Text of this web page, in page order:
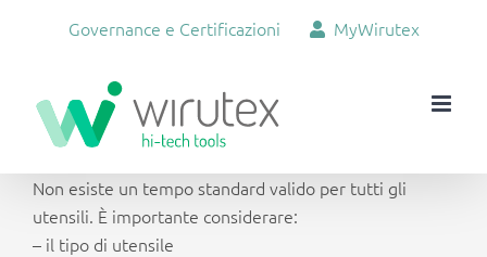
Governance e Certificazioni MyWirutex
Non esiste un tempo standard valido per tutti gli
utensili. È importante considerare:
– il tipo di utensile